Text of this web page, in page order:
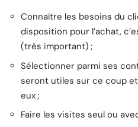
Connaître les besoins du
disposition pour l’achat,
(très important) ;
Sélectionner parmi ses
seront utiles sur ce coup
eux ;
Faire les visites seul ou